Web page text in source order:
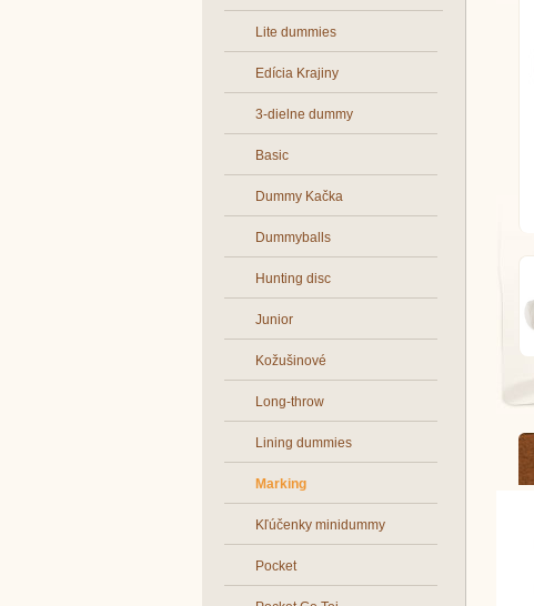
Lite dummies
Edícia Krajiny
3-dielne dummy
Basic
Dummy Kačka
Dummyballs
Hunting disc
Junior
Kožušinové
Long-throw
Lining dummies
Marking
Kľúčenky minidummy
Pocket